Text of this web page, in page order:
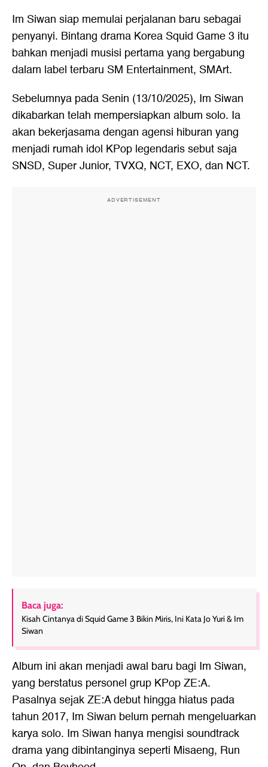
Im Siwan siap memulai perjalanan baru sebagai
penyanyi. Bintang drama Korea Squid Game 3 itu
bahkan menjadi musisi pertama yang bergabung
dalam label terbaru SM Entertainment, SMArt.
Sebelumnya pada Senin (13/10/2025), Im Siwan
dikabarkan telah mempersiapkan album solo. Ia
akan bekerjasama dengan agensi hiburan yang
menjadi rumah idol KPop legendaris sebut saja
SNSD, Super Junior, TVXQ, NCT, EXO, dan NCT.
ADVERTISEMENT
Baca juga:
Kisah Cintanya di Squid Game 3 Bikin Miris, Ini Kata Jo Yuri & Im
Siwan
Album ini akan menjadi awal baru bagi Im Siwan,
yang berstatus personel grup KPop ZE:A.
Pasalnya sejak ZE:A debut hingga hiatus pada
tahun 2017, Im Siwan belum pernah mengeluarkan
karya solo. Im Siwan hanya mengisi soundtrack
drama yang dibintanginya seperti Misaeng, Run